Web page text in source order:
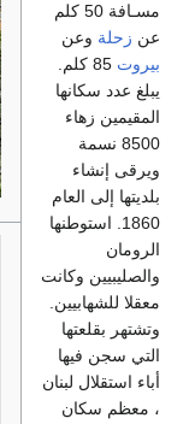
مسـافة 50 كلم
عن زحلة وعن
بيروت
85 كلم.
يبلغ عدد سكانها
المقيمين زهاء
8500 نسمة
ويرقى إنشاء
بلديتها إلى العام
1860. استوطنها
الرومان
والصليبيين وكانت
معقلا للشهابيين.
وتشتهر بقلعتها
التي سجن فيها
أباء استقلال لبنان
، معظم سكان